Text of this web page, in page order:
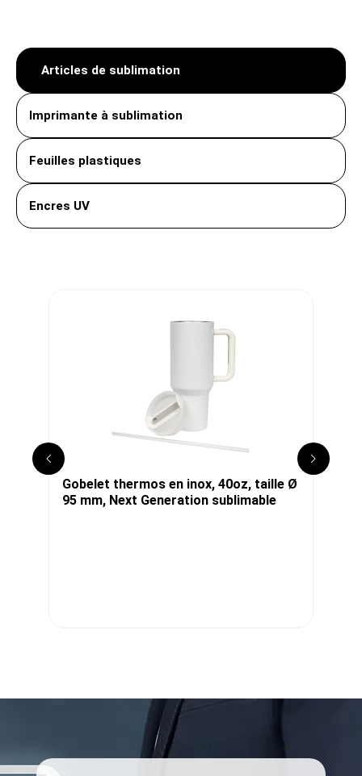
Articles de sublimation
Imprimante à sublimation
Feuilles plastiques
Encres UV
Gobelet thermos en inox, 40oz, taille Ø
95 mm, Next Generation sublimable